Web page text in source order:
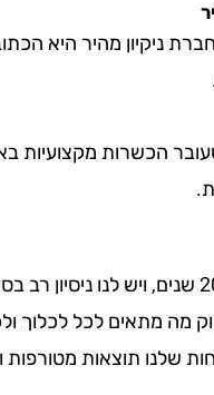
ניקיון מהיר היא
הכשרות מקצועיות
אנו עובדים בתחום הניקיון כבר למעלה מ-20
מה מתאים לכל לכלוך
שלנו תוצאות